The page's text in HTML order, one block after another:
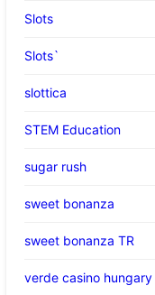
Slots
Slots`
slottica
STEM Education
sugar rush
sweet bonanza
sweet bonanza TR
verde casino hungary